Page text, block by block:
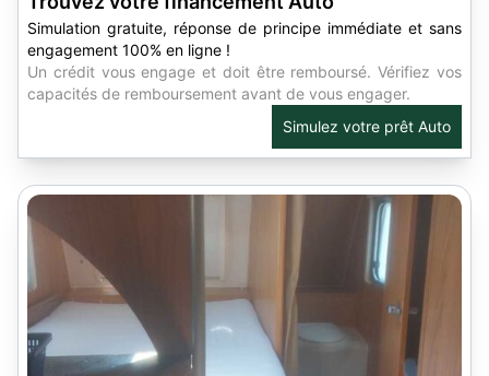
Simulation gratuite, réponse de principe immédiate et sans
engagement 100% en ligne !
Un crédit vous engage et doit être remboursé. Vérifiez vos
capacités de remboursement avant de vous engager.
Simulez votre prêt Auto